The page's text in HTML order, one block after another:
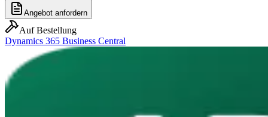
Angebot anfordern
Auf Bestellung
Dynamics 365 Business Central